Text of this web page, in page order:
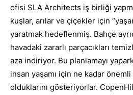
ofisi SLA Architects iş birliği
kuşlar, arılar ve çiçekler için
yaratmak hedeflenmiş. Bahçe
havadaki zararlı parçacıkları
aza indiriyor. Bu planlamayı
insan yaşamı için ne kadar
olduklarını gösteriyorlar.